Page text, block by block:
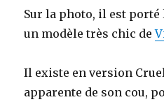
Sur la photo, il est porté
un modèle très chic de
Il existe en version
apparente de son cou,